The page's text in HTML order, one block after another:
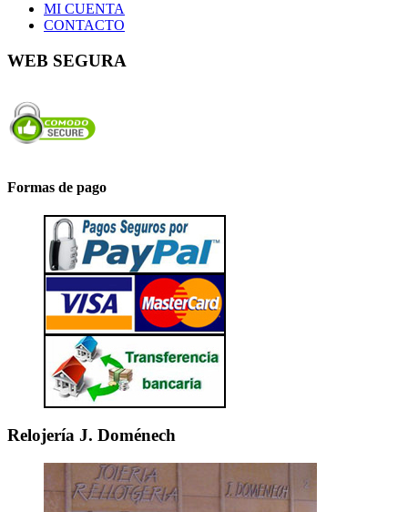
MI CUENTA
CONTACTO
WEB SEGURA
Formas de pago
Relojería J. Doménech